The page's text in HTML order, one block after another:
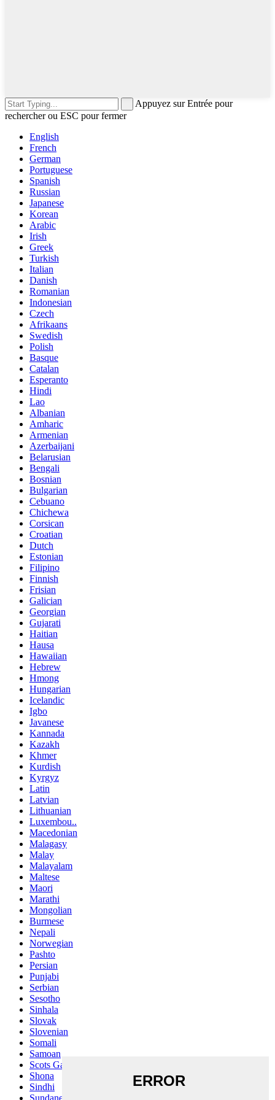
Appuyez sur Entrée pour
rechercher ou ESC pour fermer
English
French
German
Portuguese
Spanish
Russian
Japanese
Korean
Arabic
Irish
Greek
Turkish
Italian
Danish
Romanian
Indonesian
Czech
Afrikaans
Swedish
Polish
Basque
Catalan
Esperanto
Hindi
Lao
Albanian
Amharic
Armenian
Azerbaijani
Belarusian
Bengali
Bosnian
Bulgarian
Cebuano
Chichewa
Corsican
Croatian
Dutch
Estonian
Filipino
Finnish
Frisian
Galician
Georgian
Gujarati
Haitian
Hausa
Hawaiian
Hebrew
Hmong
Hungarian
Icelandic
Igbo
Javanese
Kannada
Kazakh
Khmer
Kurdish
Kyrgyz
Latin
Latvian
Lithuanian
Luxembou..
Macedonian
Malagasy
Malay
Malayalam
Maltese
Maori
Marathi
Mongolian
Burmese
Nepali
Norwegian
Pashto
Persian
Punjabi
Serbian
Sesotho
Sinhala
Slovak
Slovenian
Somali
Samoan
Scots Gaelic
Shona
Sindhi
Sundanese